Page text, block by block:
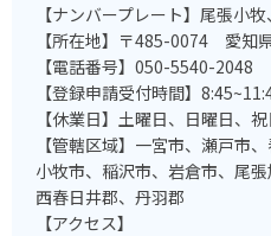
【ナンバープレート】尾張小
【所在地】〒485-0074 愛知
【電話番号】050-5540-2048
【登録申請受付時間】
【休業日】土曜日、日曜日、
【管轄区域】一宮市、瀬戸市
小牧市、稲沢市、岩倉市、尾張
西春日井郡、丹羽郡
【アクセス】